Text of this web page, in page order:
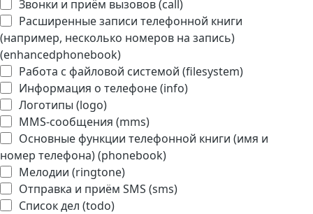
Звонки и приём вызовов (call)
Расширенные записи телефонной книги
(например, несколько номеров на запись)
(enhancedphonebook)
Работа с файловой системой (filesystem)
Информация о телефоне (info)
Логотипы (logo)
MMS-сообщения (mms)
Основные функции телефонной книги (имя и
номер телефона) (phonebook)
Мелодии (ringtone)
Отправка и приём SMS (sms)
Список дел (todo)